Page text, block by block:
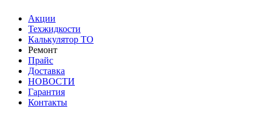
Акции
Техжидкости
Калькулятор ТО
Ремонт
Прайс
Доставка
НОВОСТИ
Гарантия
Контакты